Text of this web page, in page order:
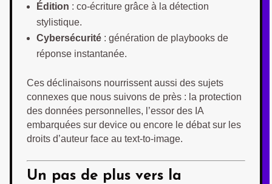
Édition : co-écriture grâce à la détection
stylistique.
Cybersécurité : génération de playbooks de
réponse instantanée.
Ces déclinaisons nourrissent aussi des sujets
connexes que nous suivons de près : la protection
des données personnelles, l’essor des IA
embarquées sur device ou encore le débat sur les
droits d’auteur face au text-to-image.
Un pas de plus vers la